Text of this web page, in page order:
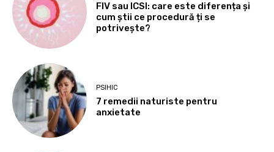
FIV sau ICSI: care este diferența și
cum știi ce procedură ți se
potrivește?
PSIHIC
7 remedii naturiste pentru
anxietate